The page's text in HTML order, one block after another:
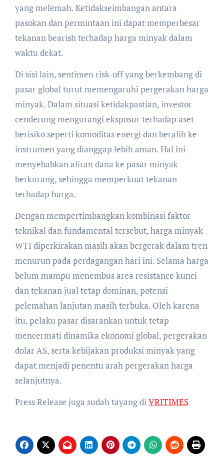
yang melemah. Ketidakseimbangan antara
pasokan dan permintaan ini dapat memperbesar
tekanan bearish terhadap harga minyak dalam
waktu dekat.
Di sisi lain, sentimen risk-off yang berkembang di
pasar global turut memengaruhi pergerakan harga
minyak. Dalam situasi ketidakpastian, investor
cenderung mengurangi eksposur terhadap aset
berisiko seperti komoditas energi dan beralih ke
instrumen yang dianggap lebih aman. Hal ini
menyebabkan aliran dana ke pasar minyak
berkurang, sehingga memperkuat tekanan
terhadap harga.
Dengan mempertimbangkan kombinasi faktor
teknikal dan fundamental tersebut, harga minyak
WTI diperkirakan masih akan bergerak dalam tren
menurun pada perdagangan hari ini. Selama harga
belum mampu menembus area resistance kunci
dan tekanan jual tetap dominan, potensi
pelemahan lanjutan masih terbuka. Oleh karena
itu, pelaku pasar disarankan untuk tetap
mencermati dinamika ekonomi global, pergerakan
dolar AS, serta kebijakan produksi minyak yang
dapat menjadi penentu arah pergerakan harga
selanjutnya.
Press Release juga sudah tayang diVRITIMES